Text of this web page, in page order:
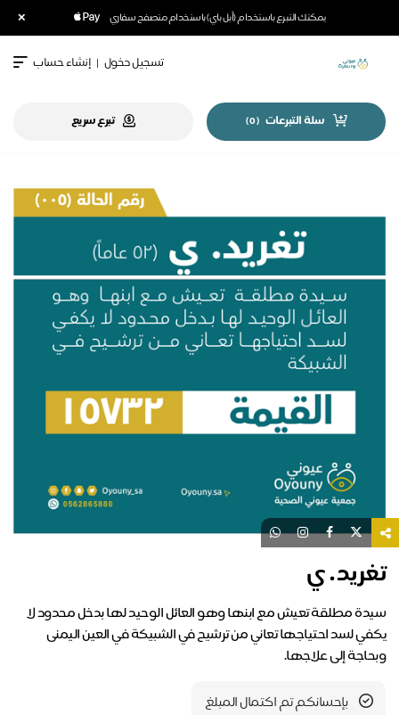
يمكنك التبرع باستخدام (أبل باي) باستخدام متصفح سفاري ×
تسجيل دخول | إنشاء حساب
سلة التبرعات (
0
) تبرع سريع
تغريد . ي
سيدة مطلقة تعيش مع ابنها وهو العائل الوحيد لها بدخل محدود لا
يكفي لسد احتياجها تعاني من ترشيح في الشبيكة في العين اليمنى
وبحاجة إلى علاجها.
بإحسانكم تم اكتمال المبلغ